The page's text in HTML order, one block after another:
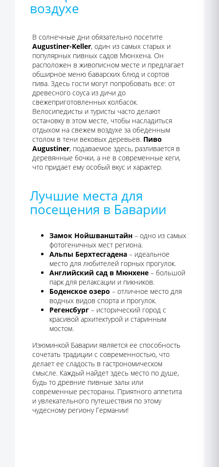
воздухе
В солнечные дни обязательно посетите
Augustiner-Keller, один из самых старых и
популярных пивных садов Мюнхена. Он
расположен в живописном месте и предлагает
обширное меню баварских блюд и сортов
пива. Здесь гости могут попробовать все: от
древесного соуса из дичи до
свежеприготовленных колбасок.
Велосипедисты и туристы часто делают
остановку в этом месте, чтобы насладиться
отдыхом на свежем воздухе за обеденным
столом в тени вековых деревьев. Пиво
Augustiner, подаваемое здесь, разливается в
деревянные бочки, а не в современные кеги,
что придает ему особый вкус и характер.
Лучшие места для
посещения в Баварии
Замок Нойшванштайн – одно из самых
фотогеничных мест региона.
Альпы Берхтесгадена – идеальное
место для любителей горных прогулок.
Английский сад в Мюнхене – большой
парк для релаксации и пикников.
Боденское озеро – отличное место для
водных видов спорта и прогулок.
Регенсбург – исторический город с
красивой архитектурой и старинным
мостом.
Изюминкой Баварии является ее способность
сочетать традиции с современностью, что
делает ее сладость в гастрономическом
смысле. Каждый найдет здесь место по душе,
будь то древние пивные залы или
современные рестораны. Приятного аппетита
и увлекательного путешествия по этому
чудесному региону Германии!